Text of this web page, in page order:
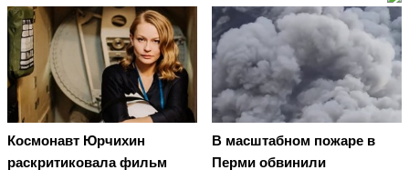
Космонавт Юрчихин
раскритиковала фильм
В масштабном пожаре в
Перми обвинили